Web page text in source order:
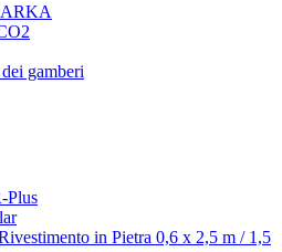
ARKA
gamberi
Plus
in Pietra 0,6 x 2,5 m / 1,5